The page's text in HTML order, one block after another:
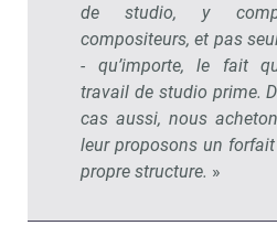
de studio, y
compositeurs, et pas
- qu’importe, le fait
travail de studio prime.
cas aussi, nous
leur proposons un
propre structure. »